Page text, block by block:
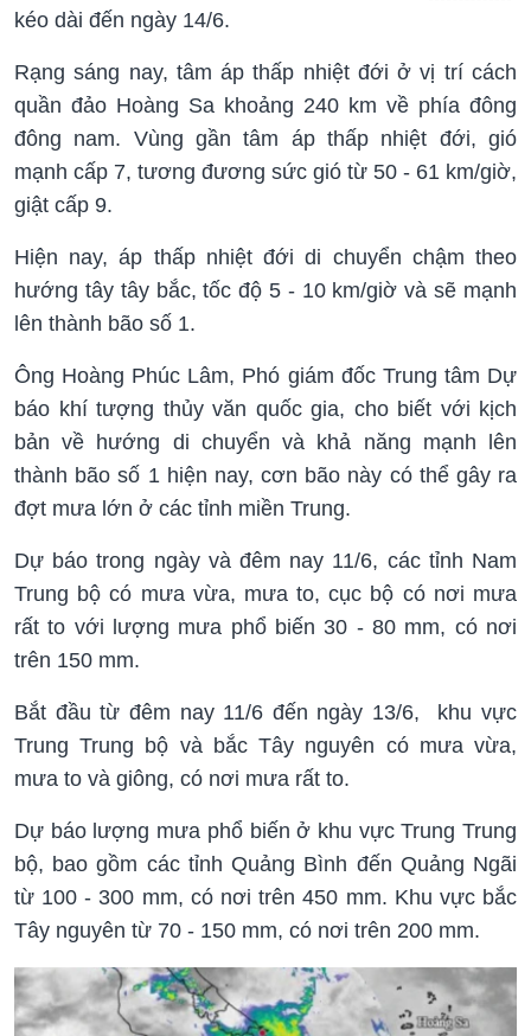
kéo dài đến ngày 14/6.
Rạng sáng nay, tâm áp thấp nhiệt đới ở vị trí cách
quần đảo Hoàng Sa khoảng 240 km về phía đông
đông nam. Vùng gần tâm áp thấp nhiệt đới, gió
mạnh cấp 7, tương đương sức gió từ 50 - 61 km/giờ,
giật cấp 9.
Hiện nay, áp thấp nhiệt đới di chuyển chậm theo
hướng tây tây bắc, tốc độ 5 - 10 km/giờ và sẽ mạnh
lên thành bão số 1.
Ông Hoàng Phúc Lâm, Phó giám đốc Trung tâm Dự
báo khí tượng thủy văn quốc gia, cho biết với kịch
bản về hướng di chuyển và khả năng mạnh lên
thành bão số 1 hiện nay, cơn bão này có thể gây ra
đợt mưa lớn ở các tỉnh miền Trung.
Dự báo trong ngày và đêm nay 11/6, các tỉnh Nam
Trung bộ có mưa vừa, mưa to, cục bộ có nơi mưa
rất to với lượng mưa phổ biến 30 - 80 mm, có nơi
trên 150 mm.
Bắt đầu từ đêm nay 11/6 đến ngày 13/6, khu vực
Trung Trung bộ và bắc Tây nguyên có mưa vừa,
mưa to và giông, có nơi mưa rất to.
Dự báo lượng mưa phổ biến ở khu vực Trung Trung
bộ, bao gồm các tỉnh Quảng Bình đến Quảng Ngãi
từ 100 - 300 mm, có nơi trên 450 mm. Khu vực bắc
Tây nguyên từ 70 - 150 mm, có nơi trên 200 mm.